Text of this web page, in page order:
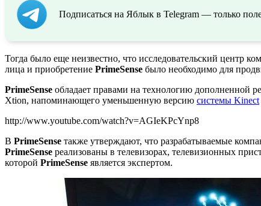
Подписаться на Яблык в Telegram — только
Тогда было еще неизвестно, что исследовательский центр
лица и приобретение PrimeSense было необходимо для
PrimeSense обладает правами на технологию дополненной
Xtion, напоминающего уменьшенную версию системы Kinect
http://www.youtube.com/watch?v=AGIeKPcYnp8
В PrimeSense также утверждают, что разрабатываемые
PrimeSense реализованы в телевизорах, телевизионных
которой PrimeSense является экспертом.